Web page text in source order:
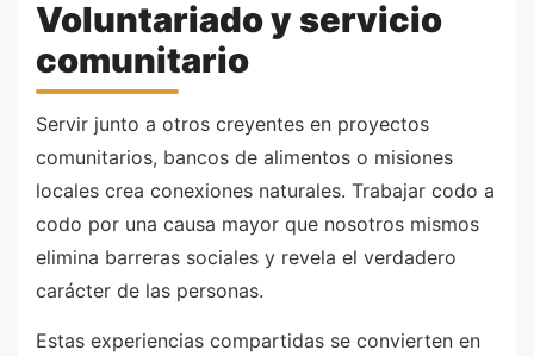
Voluntariado y servicio
comunitario
Servir junto a otros creyentes en proyectos
comunitarios, bancos de alimentos o misiones
locales crea conexiones naturales. Trabajar codo a
codo por una causa mayor que nosotros mismos
elimina barreras sociales y revela el verdadero
carácter de las personas.
Estas experiencias compartidas se convierten en